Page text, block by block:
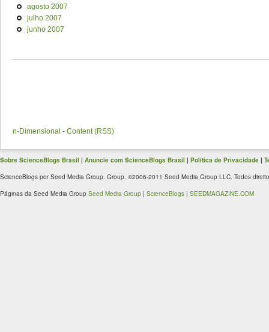
agosto 2007
julho 2007
junho 2007
n-Dimensional - Content (RSS)
Sobre ScienceBlogs Brasil | Anuncie com ScienceBlogs Brasil | Política de Privacidade |
ScienceBlogs por Seed Media Group. Group. ©2006-2011 Seed Media Group LLC. Todos
Páginas da Seed Media Group Seed Media Group | ScienceBlogs | SEEDMAGAZINE.COM